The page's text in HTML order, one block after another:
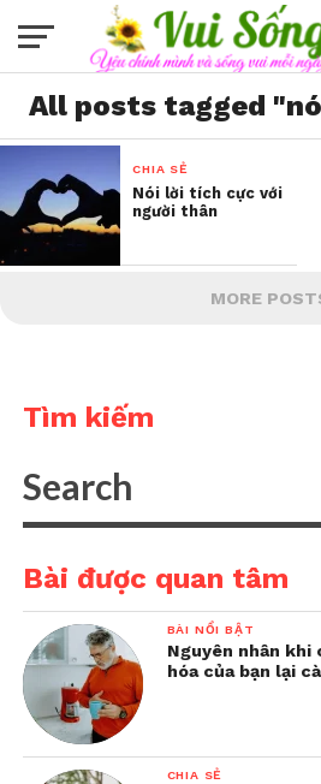
All posts tagged
CHIA SẺ
Nói lời tích cực với
người thân
MORE
Tìm kiếm
Bài được quan tâm
BÀI NỔI BẬT
Nguyên nhân khi
hóa của bạn lại
CHIA SẺ